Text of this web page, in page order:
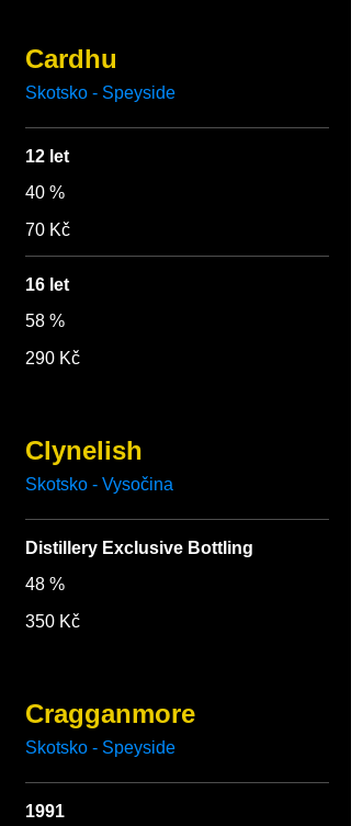
Cardhu
Skotsko - Speyside
12 let
40 %
70 Kč
16 let
58 %
290 Kč
Clynelish
Skotsko - Vysočina
Distillery Exclusive Bottling
48 %
350 Kč
Cragganmore
Skotsko - Speyside
1991